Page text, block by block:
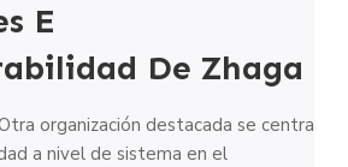
E
De Zhaga
organización destacada se centra
a nivel de sistema en el